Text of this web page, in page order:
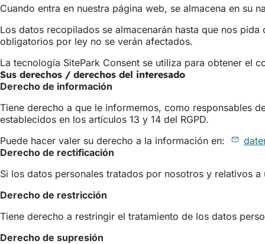
Cuando entra en nuestra página web, se almacena en su
Los datos recopilados se almacenarán hasta que nos
obligatorios por ley no se verán afectados.
La tecnología SitePark Consent se utiliza para obtener el
Sus derechos / derechos del interesado
Derecho de información
Tiene derecho a que le informemos, como responsables
establecidos en los artículos 13 y 14 del RGPD.
Puede hacer valer su derecho a la información en:
Derecho de rectificación
Si los datos personales tratados por nosotros y relativos
Derecho de restricción
Tiene derecho a restringir el tratamiento de los datos
Derecho de supresión